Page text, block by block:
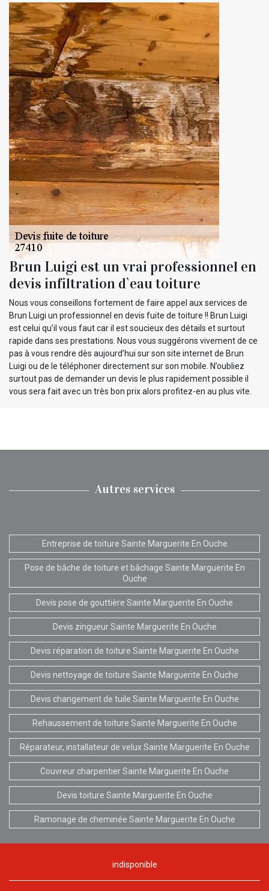
Brun Luigi est un vrai professionnel en
devis infiltration d`eau toiture
Nous vous conseillons fortement de faire appel aux services de
Brun Luigi un professionnel en devis fuite de toiture !! Brun Luigi
est celui qu’il vous faut car il est soucieux des détails et surtout
rapide dans ses prestations. Nous vous suggérons vivement de ce
pas à vous rendre dès aujourd’hui sur son site internet de Brun
Luigi ou de le téléphoner directement sur son mobile. N’oubliez
surtout pas de demander un devis le plus rapidement possible il
vous sera fait avec un très bon prix alors profitez-en au plus vite.
Autres services
Entreprise de toiture Sainte Marguerite En Ouche
Pose de bâche de toiture et bâchage Sainte Marguerite En
Ouche
Devis pose de gouttière Sainte Marguerite En Ouche
Devis zingueur Sainte Marguerite En Ouche
Devis réparation de toiture Sainte Marguerite En Ouche
Devis nettoyage de toiture Sainte Marguerite En Ouche
Devis changement de tuile Sainte Marguerite En Ouche
Rehaussement de toiture Sainte Marguerite En Ouche
Réparateur, installateur de velux Sainte Marguerite En Ouche
Couvreur charpentier Sainte Marguerite En Ouche
Devis toiture Sainte Marguerite En Ouche
Ramonage de cheminée Sainte Marguerite En Ouche
indisponible